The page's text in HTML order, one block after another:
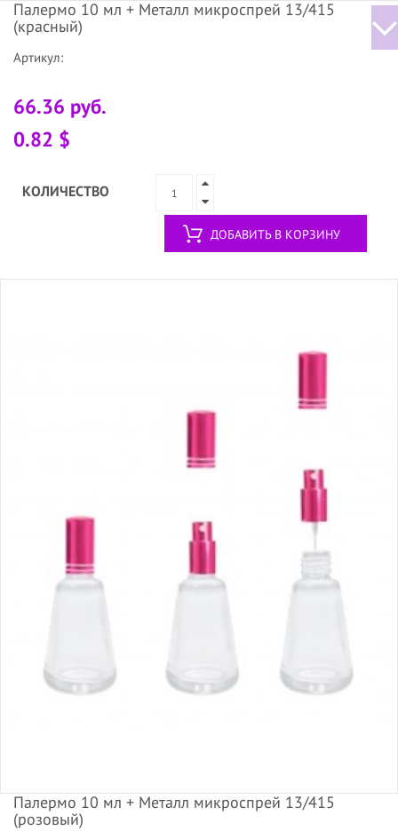
Палермо 10 мл + Металл микроспрей 13/415
(красный)
Артикул:
66.36 руб.
0.82 $
КОЛИЧЕСТВО
ДОБАВИТЬ В КОРЗИНУ
Палермо 10 мл + Металл микроспрей 13/415
(розовый)